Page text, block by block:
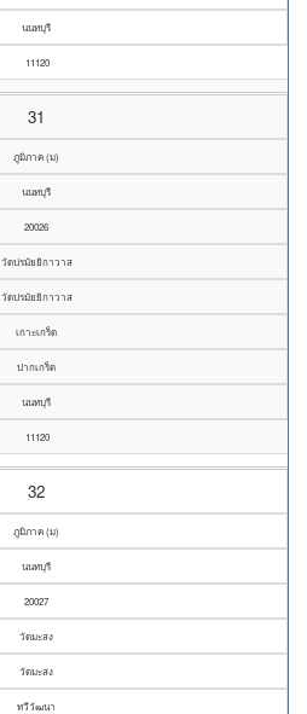
นนทบุรี
11120
31
ภูมิภาค (ม)
นนทบุรี
20026
วัดปรมัยยิกาวาส
วัดปรมัยยิกาวาส
เกาะเกร็ด
ปากเกร็ด
นนทบุรี
11120
32
ภูมิภาค (ม)
นนทบุรี
20027
วัดมะสง
วัดมะสง
ทวีวัฒนา